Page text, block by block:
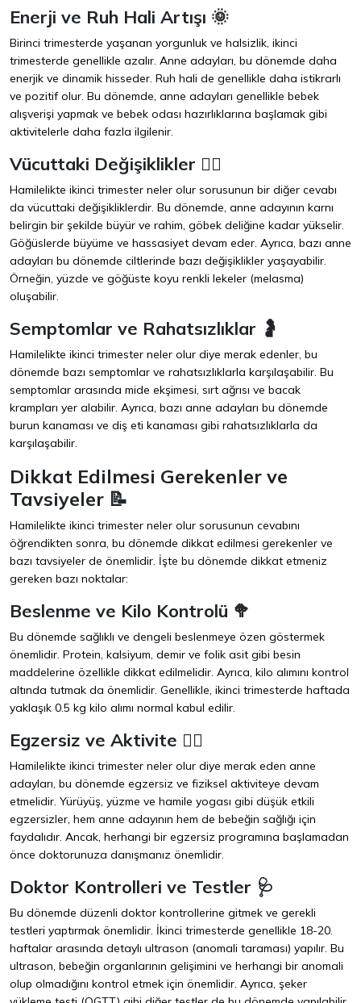
Enerji ve Ruh Hali Artışı 🌞
Birinci trimesterde yaşanan yorgunluk ve halsizlik, ikinci
trimesterde genellikle azalır. Anne adayları, bu dönemde daha
enerjik ve dinamik hisseder. Ruh hali de genellikle daha istikrarlı
ve pozitif olur. Bu dönemde, anne adayları genellikle bebek
alışverişi yapmak ve bebek odası hazırlıklarına başlamak gibi
aktivitelerle daha fazla ilgilenir.
Vücuttaki Değişiklikler 🧘‍♀️
Hamilelikte ikinci trimester neler olur sorusunun bir diğer cevabı
da vücuttaki değişikliklerdir. Bu dönemde, anne adayının karnı
belirgin bir şekilde büyür ve rahim, göbek deliğine kadar yükselir.
Göğüslerde büyüme ve hassasiyet devam eder. Ayrıca, bazı anne
adayları bu dönemde ciltlerinde bazı değişiklikler yaşayabilir.
Örneğin, yüzde ve göğüste koyu renkli lekeler (melasma)
oluşabilir.
Semptomlar ve Rahatsızlıklar 🤰
Hamilelikte ikinci trimester neler olur diye merak edenler, bu
dönemde bazı semptomlar ve rahatsızlıklarla karşılaşabilir. Bu
semptomlar arasında mide ekşimesi, sırt ağrısı ve bacak
krampları yer alabilir. Ayrıca, bazı anne adayları bu dönemde
burun kanaması ve diş eti kanaması gibi rahatsızlıklarla da
karşılaşabilir.
Dikkat Edilmesi Gerekenler ve
Tavsiyeler 📝
Hamilelikte ikinci trimester neler olur sorusunun cevabını
öğrendikten sonra, bu dönemde dikkat edilmesi gerekenler ve
bazı tavsiyeler de önemlidir. İşte bu dönemde dikkat etmeniz
gereken bazı noktalar:
Beslenme ve Kilo Kontrolü 🥦
Bu dönemde sağlıklı ve dengeli beslenmeye özen göstermek
önemlidir. Protein, kalsiyum, demir ve folik asit gibi besin
maddelerine özellikle dikkat edilmelidir. Ayrıca, kilo alımını kontrol
altında tutmak da önemlidir. Genellikle, ikinci trimesterde haftada
yaklaşık 0.5 kg kilo alımı normal kabul edilir.
Egzersiz ve Aktivite 🏃‍♀️
Hamilelikte ikinci trimester neler olur diye merak eden anne
adayları, bu dönemde egzersiz ve fiziksel aktiviteye devam
etmelidir. Yürüyüş, yüzme ve hamile yogası gibi düşük etkili
egzersizler, hem anne adayının hem de bebeğin sağlığı için
faydalıdır. Ancak, herhangi bir egzersiz programına başlamadan
önce doktorunuza danışmanız önemlidir.
Doktor Kontrolleri ve Testler 🩺
Bu dönemde düzenli doktor kontrollerine gitmek ve gerekli
testleri yaptırmak önemlidir. İkinci trimesterde genellikle 18-20.
haftalar arasında detaylı ultrason (anomali taraması) yapılır. Bu
ultrason, bebeğin organlarının gelişimini ve herhangi bir anomali
olup olmadığını kontrol etmek için önemlidir. Ayrıca, şeker